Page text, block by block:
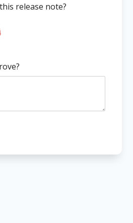
release note?